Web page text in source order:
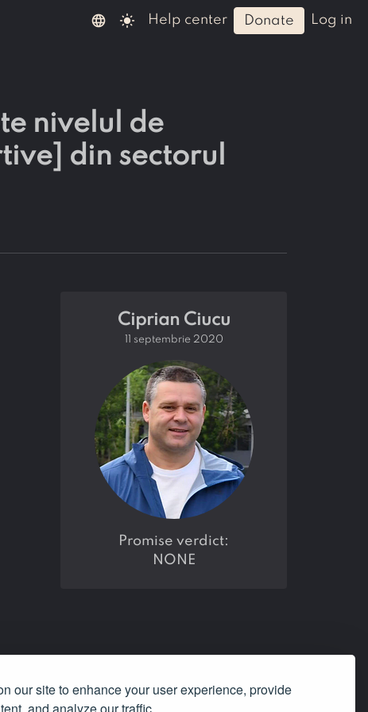
our site to enhance your user experience, provide
language light_mode help center donate log in
nivelul de
din sectorul
Ciprian Ciucu
11 septembrie 2020
promise verdict:
NONE